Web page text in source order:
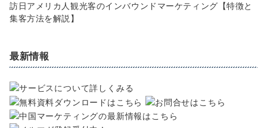
訪日アメリカ人観光客のインバウンドマーケティング【特徴と
集客方法を解説】
最新情報